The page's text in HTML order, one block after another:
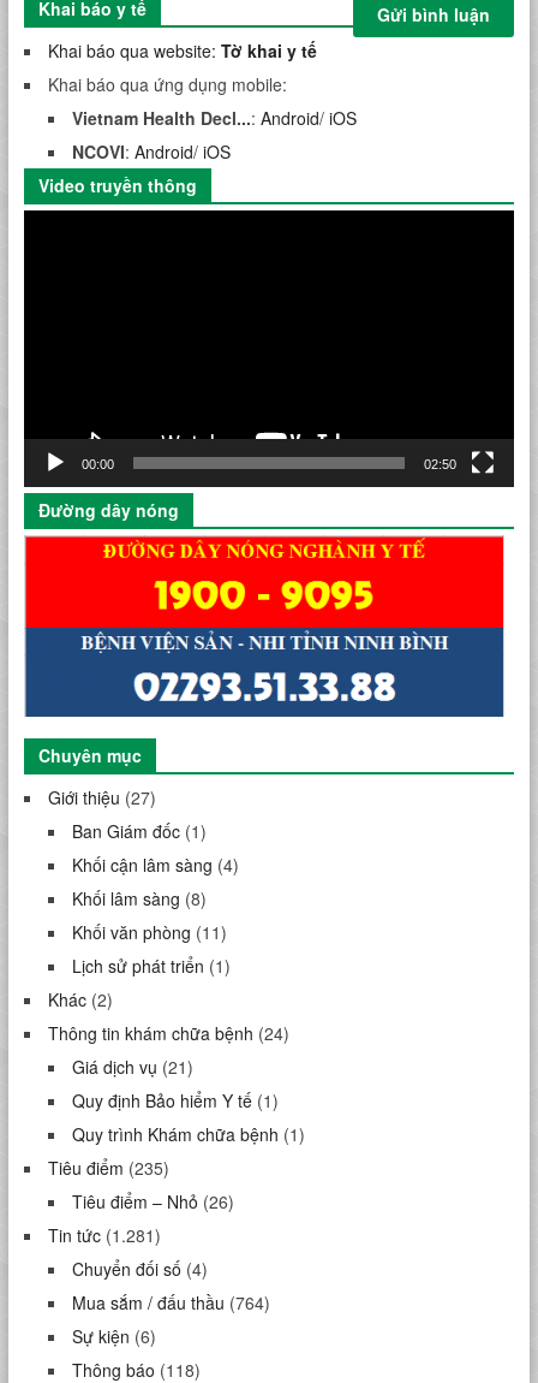
Khai báo y tế
Khai báo qua website: Tờ khai y tế
Khai báo qua ứng dụng mobile:
Vietnam Health Decl...: Android/ iOS
NCOVI: Android/ iOS
Video truyền thông
00:00 02:50
Đường dây nóng
Chuyên mục
Giới thiệu (27)
Ban Giám đốc(1)
Khối cận lâm sàng (4)
Khối lâm sàng (8)
Khối văn phòng (11)
Lịch sử phát triển (1)
Khác(2)
Thông tin khám chữa bệnh (24)
Giá dịch vụ (21)
Quy định Bảo hiểm Y tế(1)
Quy trình Khám chữa bệnh (1)
Tiêu điểm (235)
Tiêu điểm – Nhỏ (26)
Tin tức(1.281)
Chuyển đối số (4)
Mua sắm / đấu thầu (764)
Sự kiện (6)
Thông báo (118)